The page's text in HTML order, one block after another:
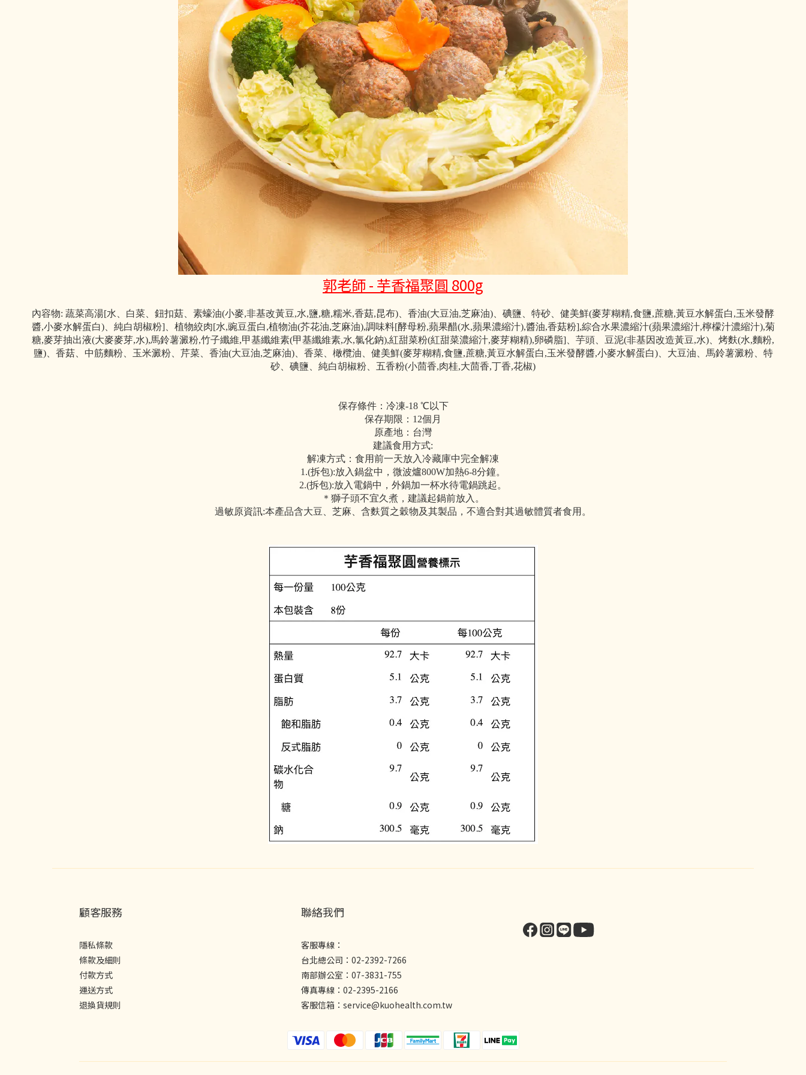
郭老師- 芋香福聚圓 800g
內容物: 蔬菜高湯[水、白菜、鈕扣菇、素蠔油(小麥,非基改黃豆,水,鹽,糖,糯米,香菇,昆布)、香油(大豆油,芝麻油)、碘鹽、特砂、健美鮮(麥芽糊精,食鹽,蔗糖,黃豆水解蛋白,玉米發酵
醬,小麥水解蛋白)、純白胡椒粉]、植物絞肉[水,豌豆蛋白,植物油(芥花油,芝麻油),調味料[酵母粉,蘋果醋(水,蘋果濃縮汁),醬油,香菇粉],綜合水果濃縮汁(蘋果濃縮汁,檸檬汁濃縮汁),菊
糖,麥芽抽出液(大麥麥芽,水),馬鈴薯澱粉,竹子纖維,甲基纖維素(甲基纖維素,水,氯化鈉),紅甜菜粉(紅甜菜濃縮汁,麥芽糊精),卵磷脂]、芋頭、豆泥(非基因改造黃豆,水)、烤麩(水,麵粉,
鹽)、香菇、中筋麵粉、玉米澱粉、芹菜、香油(大豆油,芝麻油)、香菜、橄欖油、健美鮮(麥芽糊精,食鹽,蔗糖,黃豆水解蛋白,玉米發酵醬,小麥水解蛋白)、大豆油、馬鈴薯澱粉、特
砂、碘鹽、純白胡椒粉、五香粉(小茴香,肉桂,大茴香,丁香,花椒)
保存條件：冷凍-18 ℃以下
保存期限：12個月
原產地：台灣
建議食用方式:
解凍方式：食用前一天放入冷藏庫中完全解凍
1.(拆包):放入鍋盆中，微波爐800W加熱6-8分鐘。
2.(拆包):放入電鍋中，外鍋加一杯水待電鍋跳起。
＊獅子頭不宜久煮，建議起鍋前放入。
過敏原資訊:本產品含大豆、芝麻、含麩質之穀物及其製品，不適合對其過敏體質者食用。
顧客服務
隱私條款
條款及細則
付款方式
運送方式
退換貨規則
聯絡我們
客服專線：
台北總公司：02-2392-7266
南部辦公室：07-3831-755
傳真專線：02-2395-2166
客服信箱：service@kuohealth.com.tw